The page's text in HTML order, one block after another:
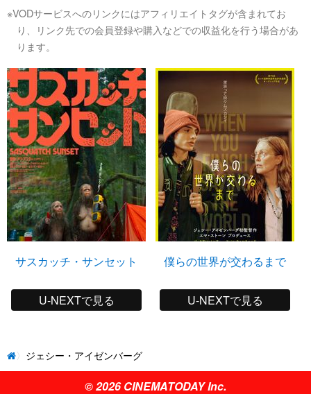
※VODサービスへのリンクにはアフィリエイトタグが含まれてお
り、リンク先での会員登録や購入などでの収益化を行う場合があ
ります。
サスカッチ・サンセット
U-NEXTで見る
僕らの世界が交わるまで
U-NEXTで見る
ジェシー・アイゼンバーグ
© 2026 CINEMATODAY Inc.